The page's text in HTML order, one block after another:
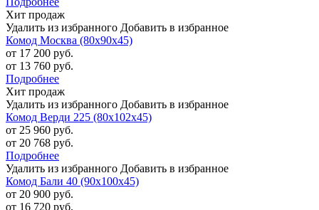
Хит продаж
Удалить из избранного Добавить в избранное
Комод Москва (80х90х45)
от 17 200 руб.
от 13 760 руб.
Подробнее
Хит продаж
Удалить из избранного Добавить в избранное
Комод Верди 225 (80х102х45)
от 25 960 руб.
от 20 768 руб.
Подробнее
Удалить из избранного Добавить в избранное
Комод Бали 40 (90х100х45)
от 20 900 руб.
от 16 720 руб.